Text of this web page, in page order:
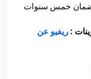
ضمان خمس سنوات
: ريفيو عن